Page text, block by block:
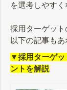
を選考しやすく
採用ターゲット
以下の記事もあ
▼採用ターゲッ
ントを解説